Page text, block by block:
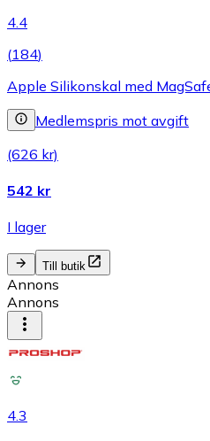
4.4
(184)
Apple Silikonskal med
Medlemspris mot avgift
(626 kr)
542 kr
I lager
Till butik
Annons
Annons
4.3